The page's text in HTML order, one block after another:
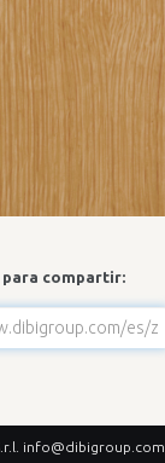
para compartir:
info@dibigroup.com